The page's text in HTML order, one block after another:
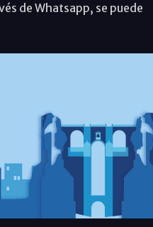
de Whatsapp, se puede